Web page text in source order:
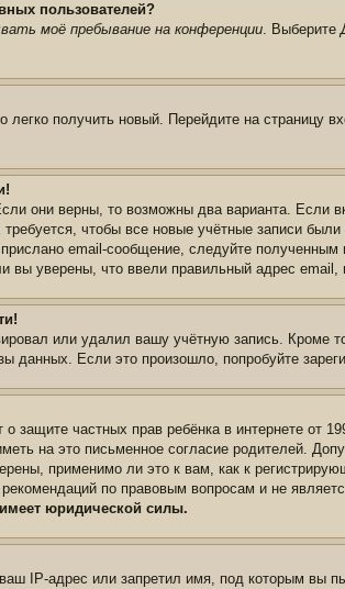
пользователей?
моё пребывание на конференции. Выберите
легко получить новый. Перейдите на страницу
они верны, то возможны два варианта. Если
чтобы все новые учётные записи
email-сообщение, следуйте
уверены, что ввели правильный адрес email,
или удалил вашу учётную запись.
Если это произошло, попробуйте
защите частных прав ребёнка в интернете от
на это письменное согласие родителей.
применимо ли это к вам, как к
по правовым вопросам и не
юридической силы.
IP-адрес или запретил имя, под которым вы